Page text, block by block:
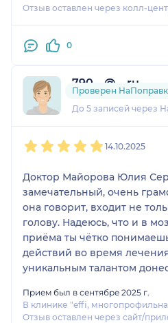
Отзыв оставлен через колл-
0
790....@....ru
1 отзыв
До 5 записей через
Проверен
14.10.2025
Доктор Майорова Юлия
замечательный, очень
она говорит, входит не
голову. Надеюсь, что и в
приёма ты чётко
действий во время лечения. Она обладает
уникальным талантом
Желаю ей добра и
Прием был в сентябре 2025 г.
В клинике "effi,
Отзыв оставлен через сайт/